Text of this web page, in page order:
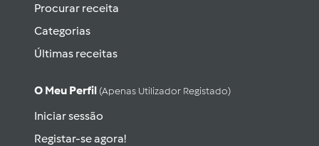
Procurar receita
Categorias
Últimas receitas
O Meu Perfil (apenas Utilizador Registado)
Iniciar sessão
Registar-se agora!